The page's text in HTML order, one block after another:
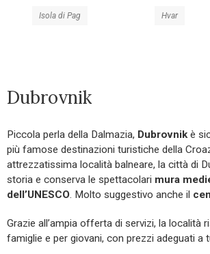
Isola di Pag Hvar
Dubrovnik
Piccola perla della Dalmazia, Dubrovnikè
più famose destinazioni turistiche della
attrezzatissima località balneare, la città di
storia e conserva le spettacolari mura
dell’UNESCO. Molto suggestivo anche il
Grazie all’ampia offerta di servizi, la località
famiglie e per giovani, con prezzi adeguati a